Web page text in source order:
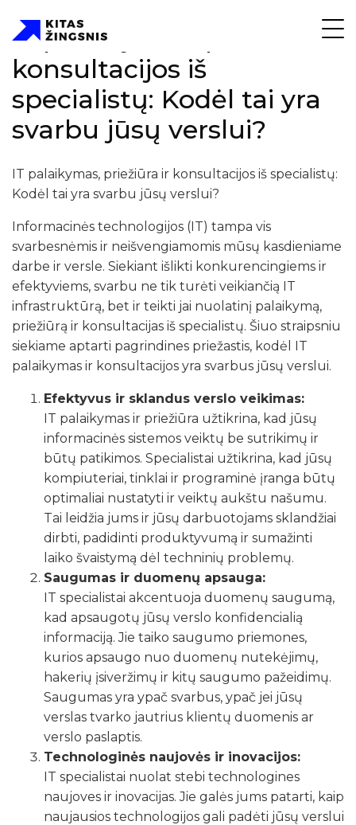
IT palaikymas, priežiūra ir
konsultacijos iš
specialistų: Kodėl tai yra
svarbu jūsų verslui?
IT palaikymas, priežiūra ir konsultacijos iš specialistų:
Kodėl tai yra svarbu jūsų verslui?
Informacinės technologijos (IT) tampa vis
svarbesnėmis ir neišvengiamomis mūsų kasdieniame
darbe ir versle. Siekiant išlikti konkurencingiems ir
efektyviems, svarbu ne tik turėti veikiančią IT
infrastruktūrą, bet ir teikti jai nuolatinį palaikymą,
priežiūrą ir konsultacijas iš specialistų. Šiuo straipsniu
siekiame aptarti pagrindines priežastis, kodėl IT
palaikymas ir konsultacijos yra svarbus jūsų verslui.
Efektyvus ir sklandus verslo veikimas:
IT palaikymas ir priežiūra užtikrina, kad jūsų
informacinės sistemos veiktų be sutrikimų ir
būtų patikimos. Specialistai užtikrina, kad jūsų
kompiuteriai, tinklai ir programinė įranga būtų
optimaliai nustatyti ir veiktų aukštu našumu.
Tai leidžia jums ir jūsų darbuotojams sklandžiai
dirbti, padidinti produktyvumą ir sumažinti
laiko švaistymą dėl techninių problemų.
Saugumas ir duomenų apsauga:
IT specialistai akcentuoja duomenų saugumą,
kad apsaugotų jūsų verslo konfidencialią
informaciją. Jie taiko saugumo priemones,
kurios apsaugo nuo duomenų nutekėjimų,
hakerių įsiveržimų ir kitų saugumo pažeidimų.
Saugumas yra ypač svarbus, ypač jei jūsų
verslas tvarko jautrius klientų duomenis ar
verslo paslaptis.
Technologinės naujovės ir inovacijos:
IT specialistai nuolat stebi technologines
naujoves ir inovacijas. Jie galės jums patarti, kaip
naujausios technologijos gali padėti jūsų verslui